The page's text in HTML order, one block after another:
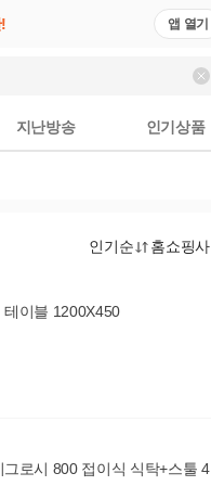
앱 열기
지난방송 인기상품
인기순 홈쇼핑사
이블 1200X450
로시 800 접이식 식탁+스툴 4